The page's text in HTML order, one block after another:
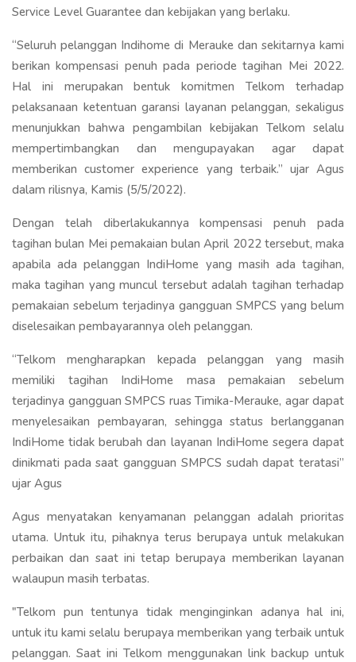
Service Level Guarantee dan kebijakan yang berlaku.
“Seluruh pelanggan Indihome di Merauke dan sekitarnya kami
berikan kompensasi penuh pada periode tagihan Mei 2022.
Hal ini merupakan bentuk komitmen Telkom terhadap
pelaksanaan ketentuan garansi layanan pelanggan, sekaligus
menunjukkan bahwa pengambilan kebijakan Telkom selalu
mempertimbangkan dan mengupayakan agar dapat
memberikan customer experience yang terbaik.” ujar Agus
dalam rilisnya, Kamis (5/5/2022).
Dengan telah diberlakukannya kompensasi penuh pada
tagihan bulan Mei pemakaian bulan April 2022 tersebut, maka
apabila ada pelanggan IndiHome yang masih ada tagihan,
maka tagihan yang muncul tersebut adalah tagihan terhadap
pemakaian sebelum terjadinya gangguan SMPCS yang belum
diselesaikan pembayarannya oleh pelanggan.
“Telkom mengharapkan kepada pelanggan yang masih
memiliki tagihan IndiHome masa pemakaian sebelum
terjadinya gangguan SMPCS ruas Timika-Merauke, agar dapat
menyelesaikan pembayaran, sehingga status berlangganan
IndiHome tidak berubah dan layanan IndiHome segera dapat
dinikmati pada saat gangguan SMPCS sudah dapat teratasi”
ujar Agus
Agus menyatakan kenyamanan pelanggan adalah prioritas
utama. Untuk itu, pihaknya terus berupaya untuk melakukan
perbaikan dan saat ini tetap berupaya memberikan layanan
walaupun masih terbatas.
"Telkom pun tentunya tidak menginginkan adanya hal ini,
untuk itu kami selalu berupaya memberikan yang terbaik untuk
pelanggan. Saat ini Telkom menggunakan link backup untuk